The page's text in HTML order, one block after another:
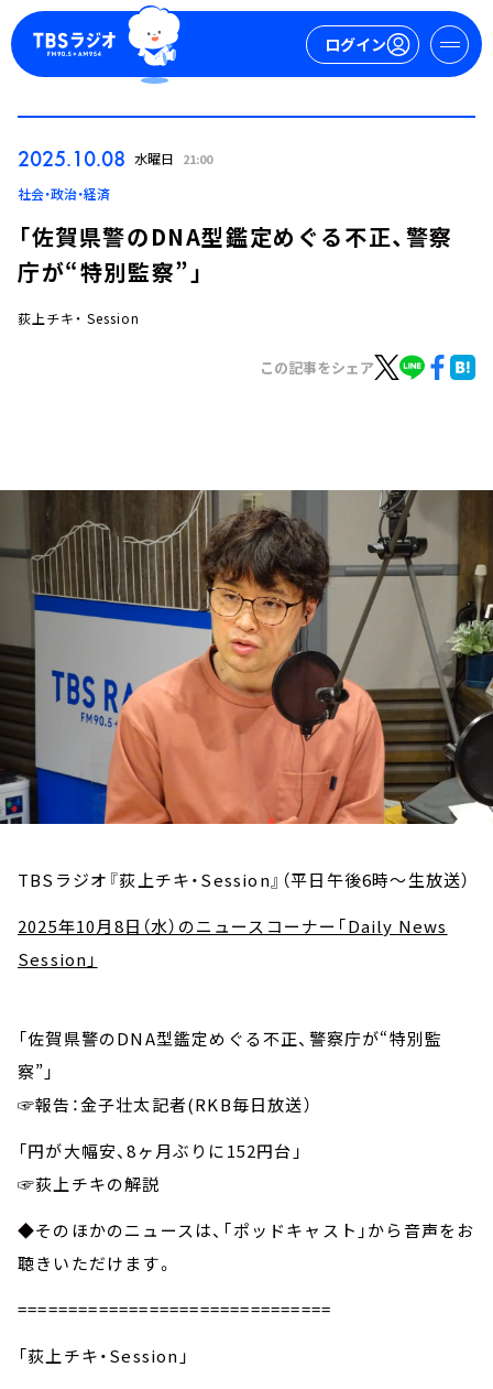
ログイン
お知らせ
イベント・グッズ
YouTube
会社情報
2025.10.08 水曜日 21:00
社会・政治・経済
「佐賀県警のDNA型鑑定めぐる不正、警察
庁が“特別監察”」
荻上チキ・ Session
この記事をシェア
TBSラジオ『荻上チキ・Session』（平日午後6時～生放送）
2025年10月8日（水）のニュースコーナー「Daily News
Session」
「佐賀県警のDNA型鑑定めぐる不正、警察庁が“特別監
察”」
☞報告：金子壮太記者(RKB毎日放送）
「円が大幅安、8ヶ月ぶりに152円台」
☞荻上チキの解説
◆そのほかのニュースは、「ポッドキャスト」から音声をお
聴きいただけます。
===============================
「荻上チキ・Session」